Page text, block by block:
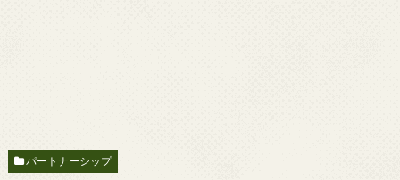
パートナーシップ